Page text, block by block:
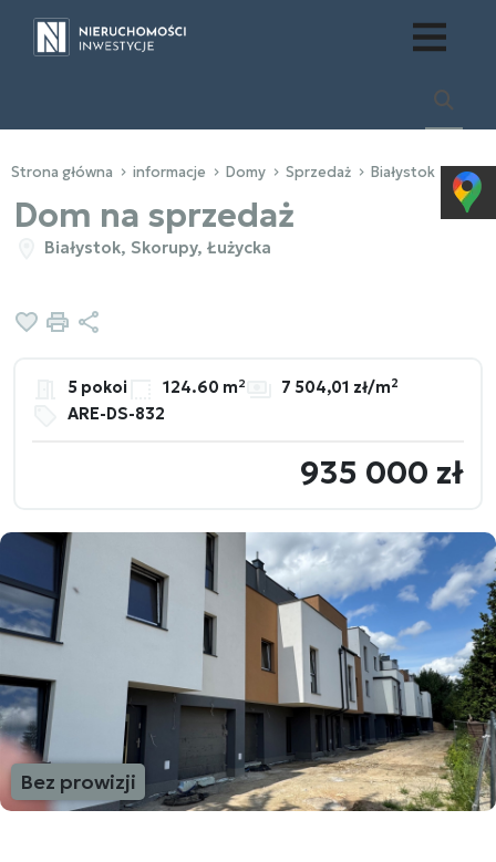
Strona główna informacje Domy Sprzedaż Białystok
Dom na sprzedaż
Białystok, Skorupy, Łużycka
Dodaj do ulubionych
Drukuj
5 pokoi 124.60 m² 7 504,01 zł/m2
ARE-DS-832
935 000 zł
Bez prowizji